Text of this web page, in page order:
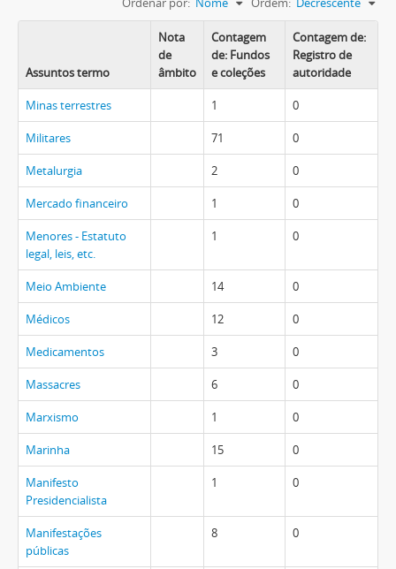
Assuntos termo
Nota
de
âmbito
Contagem
de: Fundos
e coleções
Contagem de:
Registro de
autoridade
Minas terrestres 1 0
Militares 71 0
Metalurgia 2 0
Mercado financeiro 1 0
Menores - Estatuto
legal, leis, etc.
1 0
Meio Ambiente 14 0
Médicos 12 0
Medicamentos 3 0
Massacres 6 0
Marxismo 1 0
Marinha 15 0
Manifesto
Presidencialista
1 0
Manifestações
públicas
8 0